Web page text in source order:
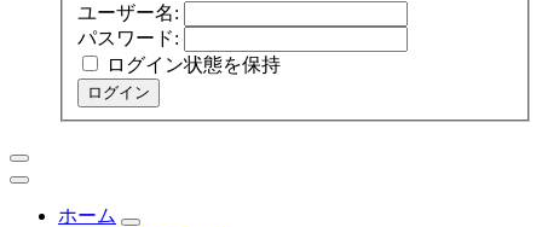
ユーザー名:
パスワード:
ログイン状態を保持
ログイン
ホーム